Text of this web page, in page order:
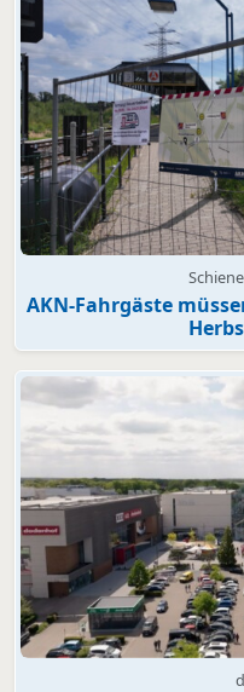
AKN-Fahrgäste